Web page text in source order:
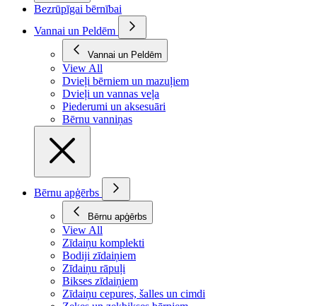
Bezrūpīgai bērnībai
Vannai un Peldēm
Vannai un Peldēm
View All
Dvieļi bērniem un mazuļiem
Dvieļi un vannas veļa
Piederumi un aksesuāri
Bērnu vanniņas
Bērnu apģērbs
Bērnu apģērbs
View All
Zīdaiņu komplekti
Bodiji zīdaiņiem
Zīdaiņu rāpuļi
Bikses zīdaiņiem
Zīdaiņu cepures, šalles un cimdi